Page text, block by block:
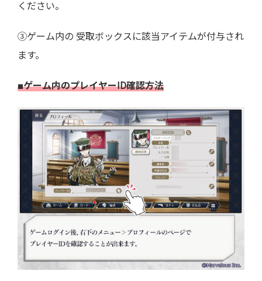
ください。
③ゲーム内の 受取ボックスに該当アイテムが付与され
ます。
■ゲーム内のプレイヤーID確認方法